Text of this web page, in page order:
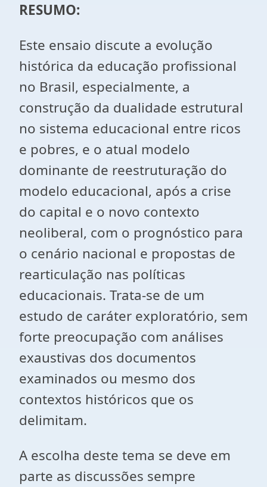
RESUMO:
Este ensaio discute a evolução
histórica da educação profissional
no Brasil, especialmente, a
construção da dualidade estrutural
no sistema educacional entre ricos
e pobres, e o atual modelo
dominante de reestruturação do
modelo educacional, após a crise
do capital e o novo contexto
neoliberal, com o prognóstico para
o cenário nacional e propostas de
rearticulação nas políticas
educacionais. Trata-se de um
estudo de caráter exploratório, sem
forte preocupação com análises
exaustivas dos documentos
examinados ou mesmo dos
contextos históricos que os
delimitam.
A escolha deste tema se deve em
parte as discussões sempre